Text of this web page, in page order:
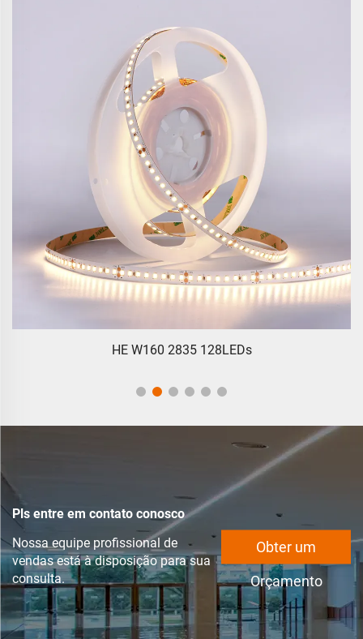
HE W160 2835 128LEDs
Pls entre em contato conosco
Nossa equipe profissional de
vendas está à disposição para sua
consulta.
Obter um
Orçamento